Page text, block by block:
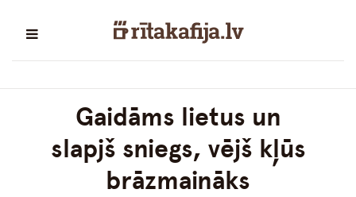
Gaidāms lietus un
slapjš sniegs, vējš kļūs
brāzmaināks